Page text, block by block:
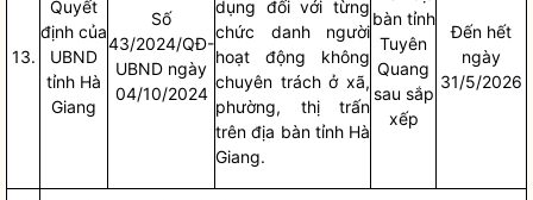
13.
Quyết
định của
UBND
tỉnh Hà
Giang
Số
43/2024/QĐ-
UBND ngày
04/10/2024
dụng đối với từng
chức danh người
hoạt động không
chuyên trách ở xã,
phường, thị trấn
trênđịa bàntỉnh Hà
Giang.
bàntỉnh
Tuyên
Quang
sau sắp
xếp
Đến hết
ngày
31/5/2026